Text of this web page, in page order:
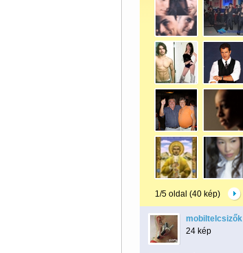
1/5 oldal (40 kép)
mobiltelcsizők
24 kép